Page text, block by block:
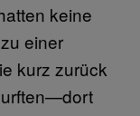
keine
einer
kurz zurück